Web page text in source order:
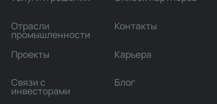
Отрасли
промышленности
Проекты
Связи с
инвесторами
Контакты
Карьера
Блог